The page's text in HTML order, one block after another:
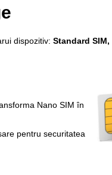
dispozitiv: Standard SIM,
Nano SIM în
pentru securitatea